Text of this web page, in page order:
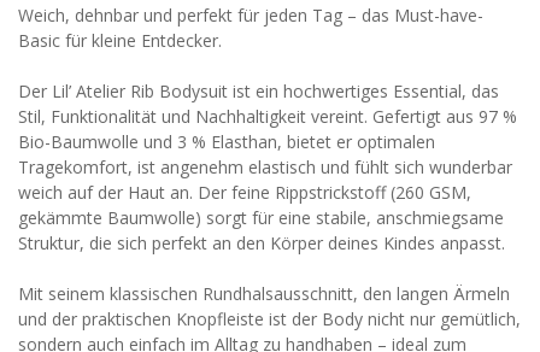
Weich, dehnbar und perfekt für jeden Tag – das Must-have-
Basic für kleine Entdecker.
Der Lil’ Atelier Rib Bodysuit ist ein hochwertiges Essential, das
Stil, Funktionalität und Nachhaltigkeit vereint. Gefertigt aus 97 %
Bio-Baumwolle und 3 % Elasthan, bietet er optimalen
Tragekomfort, ist angenehm elastisch und fühlt sich wunderbar
weich auf der Haut an. Der feine Rippstrickstoff (260 GSM,
gekämmte Baumwolle) sorgt für eine stabile, anschmiegsame
Struktur, die sich perfekt an den Körper deines Kindes anpasst.
Mit seinem klassischen Rundhalsausschnitt, den langen Ärmeln
und der praktischen Knopfleiste ist der Body nicht nur gemütlich,
sondern auch einfach im Alltag zu handhaben – ideal zum